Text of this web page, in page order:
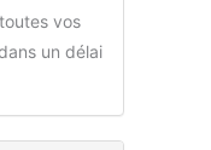
vos
un délai